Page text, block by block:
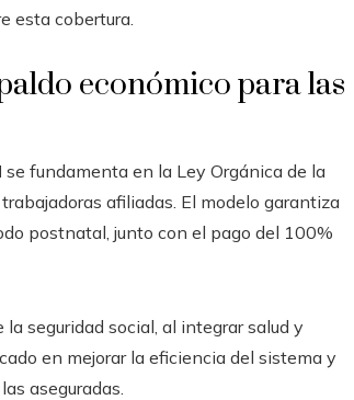
esta cobertura.
económico para las
se fundamenta en la Ley Orgánica de la
afiliadas. El modelo garantiza
postnatal, junto con el pago del 100%
seguridad social, al integrar salud y
en mejorar la eficiencia del sistema y
aseguradas.